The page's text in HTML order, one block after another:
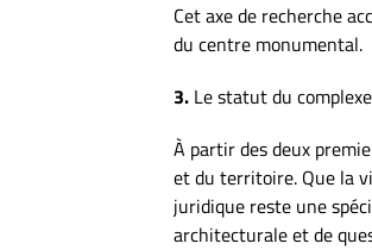
Cet axe de recherche
du centre monumental.
3. Le statut du
À partir des deux
et du territoire. Que la
juridique reste une
architecturale et de